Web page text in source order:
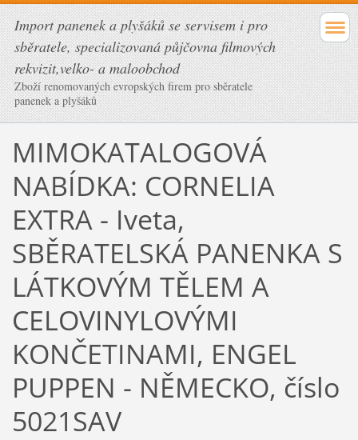
Import panenek a plyšáků se servisem i pro
sběratele, specializovaná půjčovna filmových
rekvizit,velko- a maloobchod
Zboží renomovaných evropských firem pro sběratele
panenek a plyšáků
MIMOKATALOGOVÁ
NABÍDKA: CORNELIA
EXTRA - Iveta,
SBĚRATELSKÁ PANENKA S
LÁTKOVÝM TĚLEM A
CELOVINYLOVÝMI
KONČETINAMI, ENGEL
PUPPEN - NĚMECKO, číslo
5021SAV